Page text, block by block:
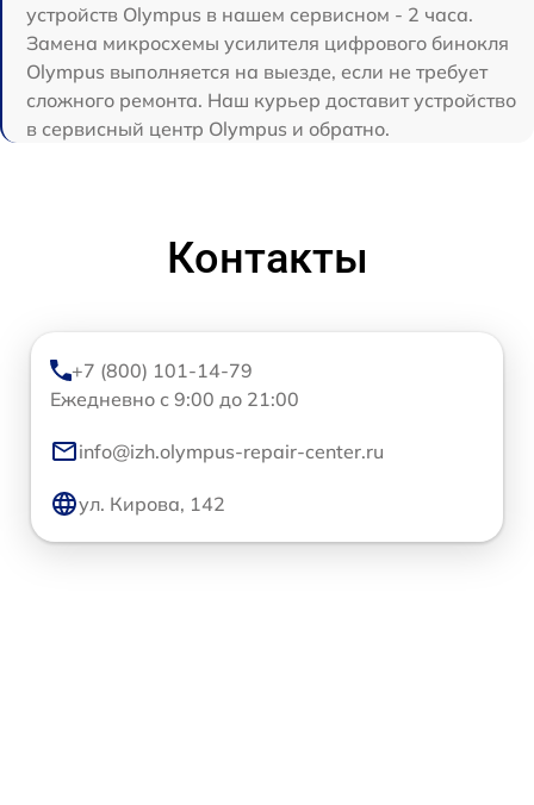
устройств Olympus в нашем сервисном - 2 часа.
Замена микросхемы усилителя цифрового бинокля
Olympus выполняется на выезде, если не требует
сложного ремонта. Наш курьер доставит устройство
в сервисный центр Olympus и обратно.
Контакты
+7 (800) 101-14-79
Ежедневно с 9:00 до 21:00
info@izh.olympus-repair-center.ru
ул. Кирова, 142